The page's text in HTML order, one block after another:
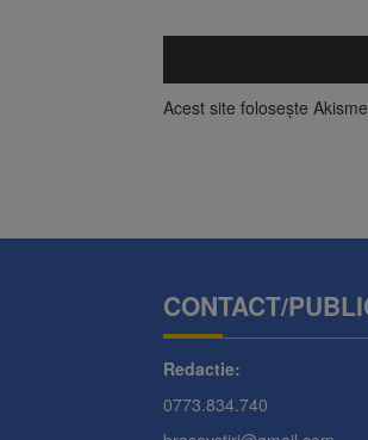
Acest site folosește
CONTACT/
Redactie:
0773.834.740